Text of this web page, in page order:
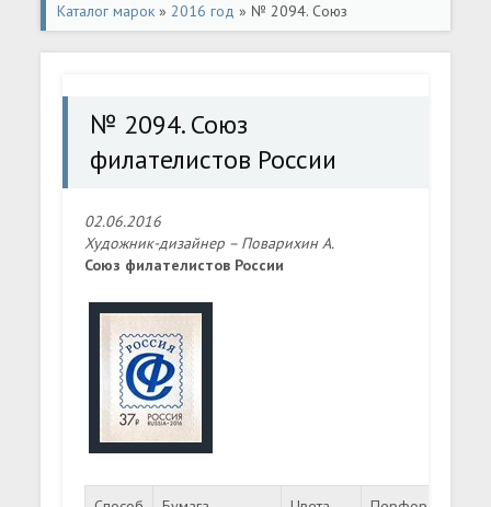
Каталог марок »2016 год » № 2094. Союз
филателистов России
№ 2094. Союз
филателистов России
02.06.2016
Художник-дизайнер – Поварихин А.
Союз филателистов России